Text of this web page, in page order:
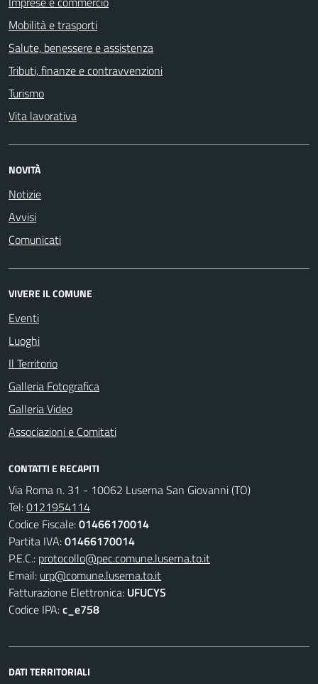
Mobilità e trasporti
Salute, benessere e assistenza
Tributi, finanze e contravvenzioni
Turismo
Vita lavorativa
NOVITÀ
Notizie
Avvisi
Comunicati
VIVERE IL COMUNE
Eventi
Luoghi
Il Territorio
Galleria Fotografica
Galleria Video
Associazioni e Comitati
CONTATTI E RECAPITI
Via Roma n. 31 - 10062 Luserna San Giovanni (TO)
Tel:0121954114
Codice Fiscale:01466170014
Partita IVA:01466170014
P.E.C.: protocollo@pec.comune.luserna.to.it
Email: urp@comune.luserna.to.it
Fatturazione Elettronica: UFUCYS
Codice IPA:c_e758
DATI TERRITORIALI